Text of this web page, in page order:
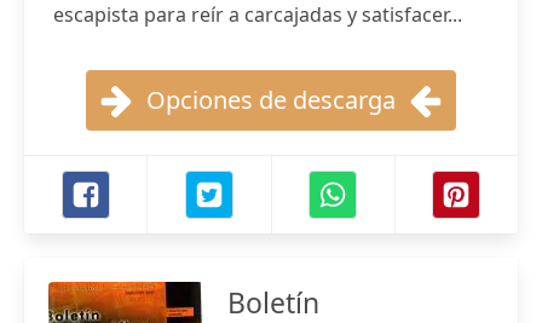
escapista para reír a carcajadas y satisfacer...
Opciones de descarga
Boletín